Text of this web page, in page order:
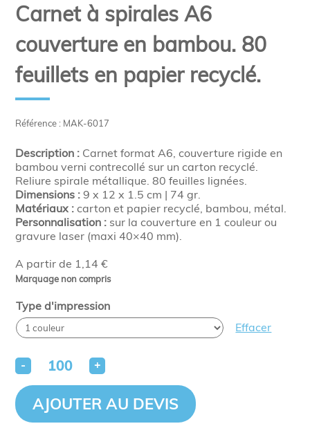
Référence : MAK-6017
A partir de 1,14 €
Marquage non compris
Carnet à spirales A6
couverture en bambou. 80
feuillets en papier recyclé.
Description : Carnet format A6, couverture rigide en
bambou verni contrecollé sur un carton recyclé.
Reliure spirale métallique. 80 feuilles lignées.
Dimensions : 9 x 12 x 1.5 cm | 74 gr.
Matériaux : carton et papier recyclé, bambou, métal.
Personnalisation : sur la couverture en 1 couleur ou
gravure laser (maxi 40×40 mm).
Type d'impression
Effacer
- +
AJOUTER AU DEVIS